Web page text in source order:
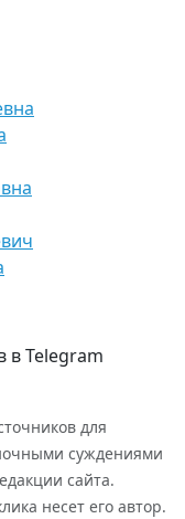
в Telegram
для
суждениями
сайта.
несет его автор.